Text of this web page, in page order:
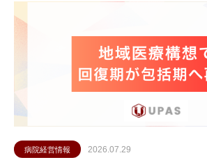
病院経営情報 2026.07.29